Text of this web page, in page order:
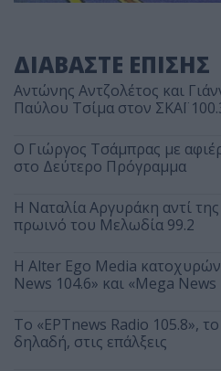
ΔΙΑΒΑΣΤΕ ΕΠΙΣΗΣ
Αντώνης Αντζολέτος και
Παύλου Τσίμα στον ΣΚΑΪ
O Γιώργος Τσάμπρας με
στο Δεύτερο Πρόγραμμα
Η Ναταλία Αργυράκη αντί
πρωινό του Μελωδία 99.2
Η Alter Ego Media
News 104.6» και «Mega News
Το «ΕΡΤnews Radio 105.8»,
δηλαδή, στις επάλξεις